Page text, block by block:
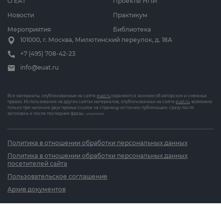
Новости
Мероприятия
Практикум
Библиотека
101000, г. Москва, Милютинский переулок, д. 18А
+7 (495) 708-42-23
info@euat.ru
Все материалы, опубликованные на сайте euat.ru охраняются законом об авторских и смежных
правах. Использование на других сайтах материалов, опубликованных на сайте euat.ru, возможно
только при наличии двух прямых ссылок на страницу-источник публикации: сразу после
заголовка и после последней фразы. v202607031833
Политика в отношении обработки персональных данных
Политика в отношении обработки персональных данных
посетителей сайта
Пользовательское соглашение
Архив документов